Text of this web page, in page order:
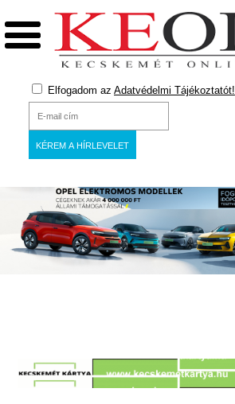
Elfogadom az Adatvédelmi Tájékoztatót!